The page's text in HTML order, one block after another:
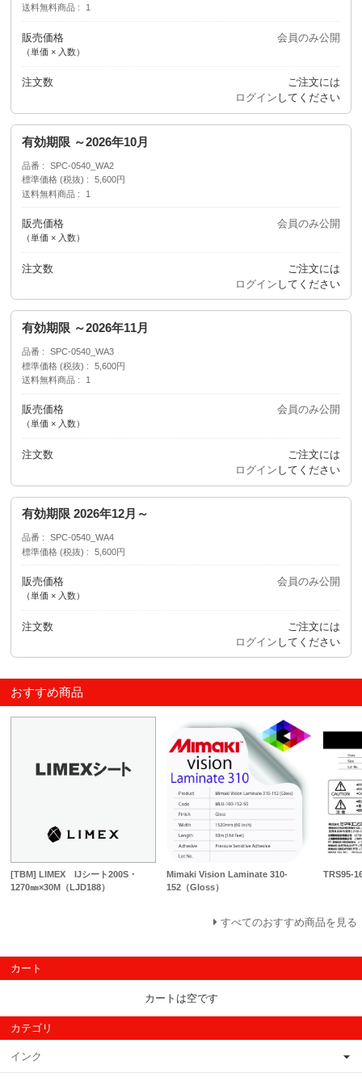
送料無料商品
1
販売価格
（単価 × 入数）
会員のみ公開
注文数
ご注文には
ログイン してください
有効期限 ～2026年10月
品番
SPC-0540_WA2
標準価格 (税抜)
5,600円
送料無料商品
1
販売価格
（単価 × 入数）
会員のみ公開
注文数
ご注文には
ログイン してください
有効期限 ～2026年11月
品番
SPC-0540_WA3
標準価格 (税抜)
5,600円
送料無料商品
1
販売価格
（単価 × 入数）
会員のみ公開
注文数
ご注文には
ログイン してください
有効期限 2026年12月～
品番
SPC-0540_WA4
標準価格 (税抜)
5,600円
販売価格
（単価 × 入数）
会員のみ公開
注文数
ご注文には
ログイン してください
おすすめ商品
[TBM] LIMEX IJシート200S・
1270㎜×30M（LJD188）
Mimaki Vision Laminate 310-
152（Gloss）
TRS95-
すべてのおすすめ商品を見る
カート
カートは空です
カテゴリ
インク